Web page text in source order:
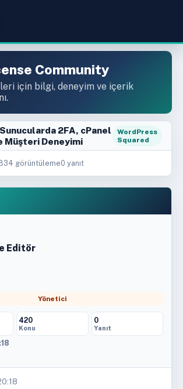
Community
için bilgi, deneyim ve içerik
2FA, cPanel
Müşteri Deneyimi
WordPress
Squared
34 görüntüleme0 yanıt
Editör
Yönetici
420
Konu
0
Yanıt